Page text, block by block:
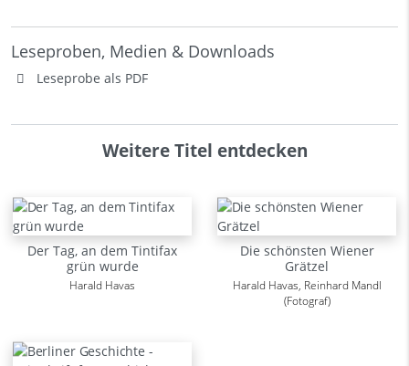
Leseproben, Medien & Downloads
Leseprobe als PDF
Weitere Titel entdecken
Der Tag, an dem Tintifax
grün wurde
Harald Havas
Die schönsten Wiener
Grätzel
Harald Havas, Reinhard Mandl
(Fotograf)